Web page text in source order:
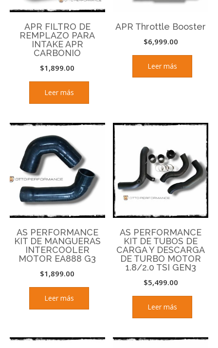
APR FILTRO DE
REMPLAZO PARA
INTAKE APR
CARBONIO
$1,899.00
Leer más
APR Throttle Booster
$6,999.00
Leer más
AS PERFORMANCE
KIT DE MANGUERAS
INTERCOOLER
MOTOR EA888 G3
$1,899.00
Leer más
AS PERFORMANCE
KIT DE TUBOS DE
CARGA Y DESCARGA
DE TURBO MOTOR
1.8/2.0 TSI GEN3
$5,499.00
Leer más